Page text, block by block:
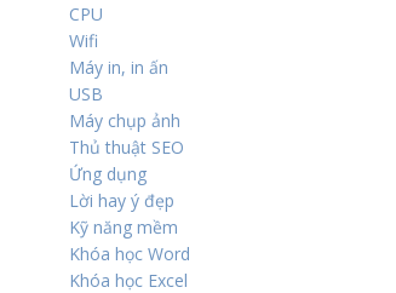
CPU
Wifi
Máy in, in ấn
USB
Máy chụp ảnh
Thủ thuật SEO
Ứng dụng
Lời hay ý đẹp
Kỹ năng mềm
Khóa học Word
Khóa học Excel